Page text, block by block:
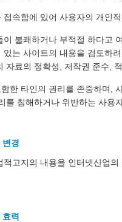
속함에 있어 사용자의 개인
불쾌하거나 부적절 하다고
는 사이트의 내용을 검토하
자료의 정확성, 저작권 준수,
한 타인의 권리를 존중하며,
를 침해하거나 위반하는 사용
변경
고지의 내용을 인터넷산업
력